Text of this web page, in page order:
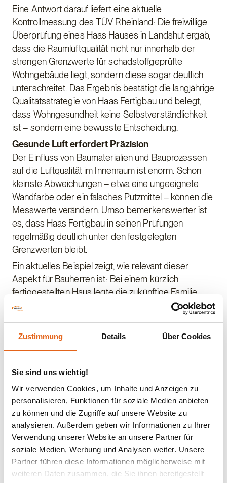
Zustimmung Details Über Cookies
Sie sind uns wichtig!
Wir verwenden Cookies, um Inhalte und Anzeigen zu
personalisieren, Funktionen für soziale Medien anbieten
zu können und die Zugriffe auf unsere Website zu
analysieren. Außerdem geben wir Informationen zu Ihrer
Verwendung unserer Website an unsere Partner für
soziale Medien, Werbung und Analysen weiter. Unsere
Partner führen diese Informationen möglicherweise mit
weiteren Daten zusammen, die Sie ihnen bereitgestellt
Eine Antwort darauf liefert eine aktuelle
Kontrollmessung des TÜV Rheinland: Die freiwillige
Überprüfung eines Haas Hauses in Landshut ergab,
dass die Raumluftqualität nicht nur innerhalb der
strengen Grenzwerte für schadstoffgeprüfte
Wohngebäude liegt, sondern diese sogar deutlich
unterschreitet. Das Ergebnis bestätigt die langjährige
Qualitätsstrategie von Haas Fertigbau und belegt,
dass Wohngesundheit keine Selbstverständlichkeit
ist – sondern eine bewusste Entscheidung.
Gesunde Luft erfordert Präzision
Der Einfluss von Baumaterialien und Bauprozessen
auf die Luftqualität im Innenraum ist enorm. Schon
kleinste Abweichungen – etwa eine ungeeignete
Wandfarbe oder ein falsches Putzmittel – können die
Messwerte verändern. Umso bemerkenswerter ist
es, dass Haas Fertigbau in seinen Prüfungen
regelmäßig deutlich unter den festgelegten
Grenzwerten bleibt.
Ein aktuelles Beispiel zeigt, wie relevant dieser
Aspekt für Bauherren ist: Bei einem kürzlich
fertiggestellten Haus legte die zukünftige Familie
besonderen Wert auf Wohngesundheit, da eines
Raumluftmessungen bestätigten die
kritischen Emissionen. „Dieses Ergebnis zeigt, dass
unsere konsequente Materialprüfung und unser
Qualitätsmanagement nicht nur auf dem Papier
bestehen, sondern für jede Familie einen spürbaren
Unterschied machen“, erklärt Rainer Limbrunner,
Teamleiter Statik und Bauphysik bei Haas Fertigbau.
Verantwortung für heute und morgen
In Zeiten, in denen Klimaschutz und Energieeffizienz
die öffentliche Diskussion bestimmen, bleibt die